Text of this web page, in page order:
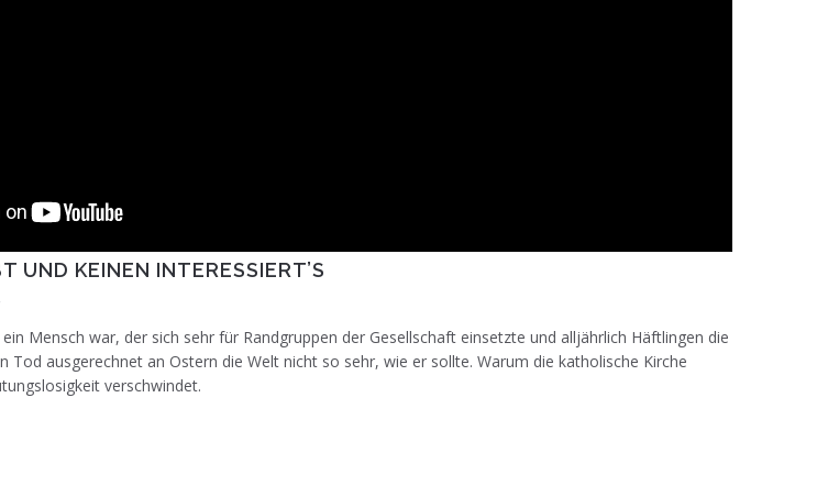
UND KEINEN INTERESSIERT’S
Mensch war, der sich sehr für Randgruppen der Gesellschaft einsetzte und alljährlich Häftlingen die
Tod ausgerechnet an Ostern die Welt nicht so sehr, wie er sollte. Warum die katholische Kirche
verschwindet.